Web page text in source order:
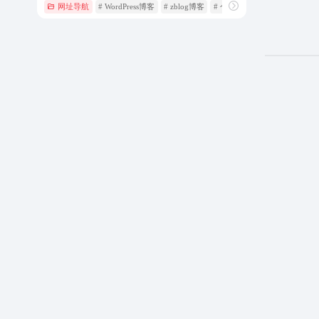
网址导航 # WordPress博客 # zblog博客 # 个人博客